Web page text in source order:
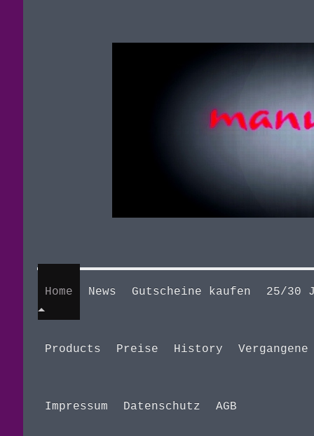
Home News Gutscheine kaufen 25/30
Products Preise History
Impressum Datenschutz AGB